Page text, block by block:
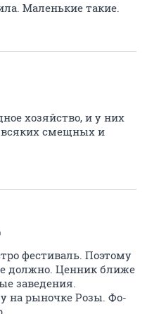
Маленькие такие.
хозяйство, и у них
всяких смещных и
фестиваль. Поэтому
должно. Ценник ближе
заведения.
на рыночке Розы. Фо-